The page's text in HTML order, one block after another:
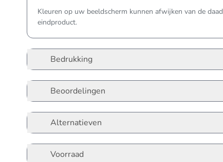
Kleuren op uw beeldscherm kunnen afwijken van de
eindproduct.
Bedrukking
Beoordelingen
Alternatieven
Voorraad